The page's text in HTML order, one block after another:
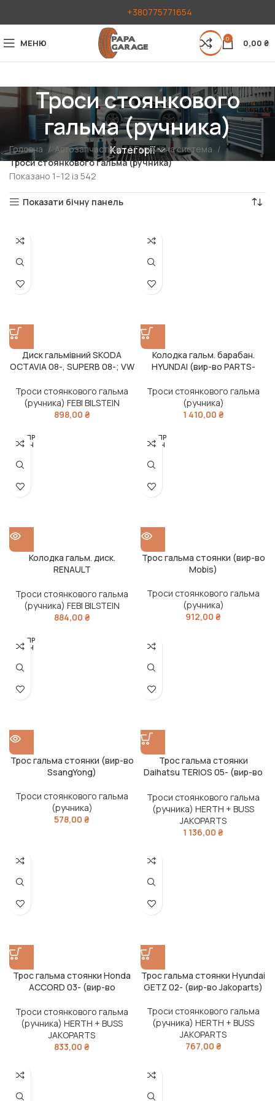
+380775771654
МЕНЮ 0 0,00 ₴
Троси стоянкового
гальма (ручника)
Категорії
Головна Автозапчастини
Гальмівна система
Троси стоянкового гальма (ручника)
Показано 1–12 із 542
Показати бічну панель
Диск гальмівний SKODA
OCTAVIA 08-, SUPERB 08-; VW
задн. (вир-во ABS)
Троси стоянкового гальма
(ручника) FEBI BILSTEIN
898,00 ₴
Колодка гальм. барабан.
HYUNDAI (вир-во PARTS-
Троси стоянкового гальма
(ручника)
1 410,00 ₴
РОЗПР
ОДАН
Колодка гальм. диск.
RENAULT
передн. (вир-во ABS)
Троси стоянкового гальма
(ручника) FEBI BILSTEIN
884,00 ₴
РОЗПР
ОДАН
Трос гальма стоянки (вир-во
Mobis)
Троси стоянкового гальма
(ручника)
912,00 ₴
РОЗПР
ОДАН
Трос гальма стоянки (вир-во
SsangYong)
Троси стоянкового гальма
(ручника)
578,00 ₴
Трос гальма стоянки
Daihatsu TERIOS 05- (вир-во
Троси стоянкового гальма
(ручника) HERTH + BUSS
JAKOPARTS
1 136,00 ₴
Трос гальма стоянки Honda
ACCORD 03- (вир-во
Троси стоянкового гальма
(ручника) HERTH + BUSS
JAKOPARTS
833,00 ₴
Трос гальма стоянки Hyundai
GETZ 02- (вир-во Jakoparts)
Троси стоянкового гальма
(ручника) HERTH + BUSS
JAKOPARTS
767,00 ₴